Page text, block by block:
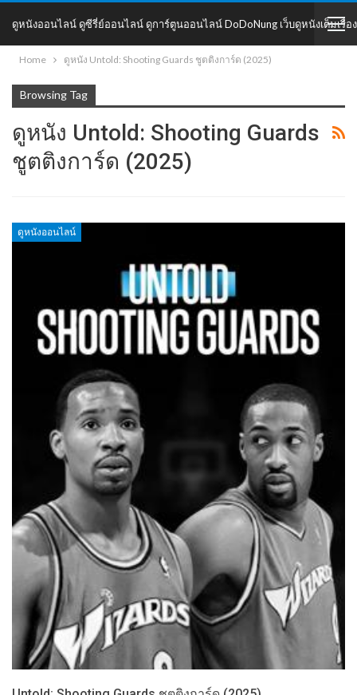
ดูหนังออนไลน์ ดูซีรี่ย์ออนไลน์ ดูการ์ตูนออนไลน์ DoDoNung เว็บดูหนังเต็มเรื่อง
DoDoNung
Home ดูหนัง Untold: Shooting Guards ชูตติงการ์ด (2025)
Browsing Tag
ดูหนัง Untold: Shooting Guards
ชูตติงการ์ด (2025)
ดูหนังออนไลน์